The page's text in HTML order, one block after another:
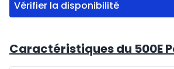
Vérifier la disponibilité
Caractéristiques du 500E